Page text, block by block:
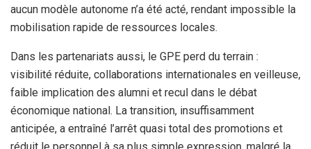
aucun modèle autonome n’a été acté, rendant impossible la
mobilisation rapide de ressources locales.
Dans les partenariats aussi, le GPE perd du terrain :
visibilité réduite, collaborations internationales en veilleuse,
faible implication des alumni et recul dans le débat
économique national. La transition, insuffisamment
anticipée, a entraîné l’arrêt quasi total des promotions et